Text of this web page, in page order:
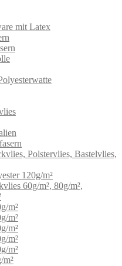
mit Latex
Polstervlies, Bastelvlies,
120g/m²
60g/m², 80g/m²,
m²
m²
m²
m²
m²
m²